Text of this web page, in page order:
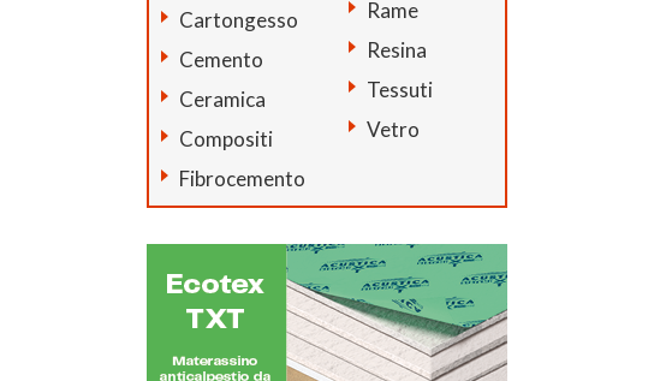
Cartongesso
Cemento
Ceramica
Compositi
Fibrocemento
Rame
Resina
Tessuti
Vetro